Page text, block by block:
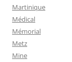
Martinique
Médical
Mémorial
Metz
Mine